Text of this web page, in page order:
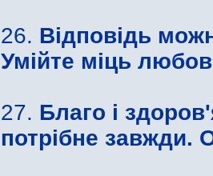
26. Відповідь
Умійте міць
27. Благо і
потрібне завжди.